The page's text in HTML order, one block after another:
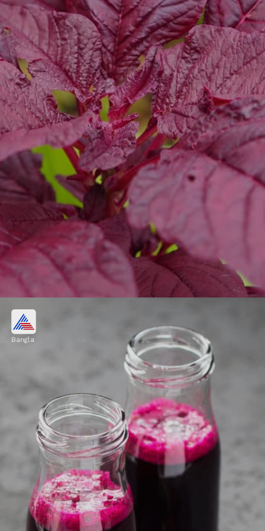
পালং শাক, কেলের মতো সবুজ শাকসবজি খেলে
লিভারের স্বাস্থ্য উন্নত হয়। এগুলি রোজকার ডায়েটে রাখা
খুব জরুরি।
Image credits: Getty
Bangla